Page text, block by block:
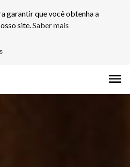
garantir que você obtenha a
site.Saber mais
menu